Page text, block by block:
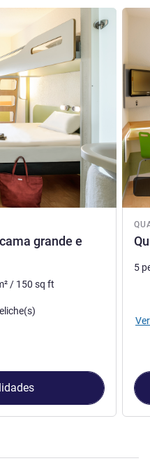
grande e
/ 150 sq ft
e 1 x Beliche(s)
Ver
5